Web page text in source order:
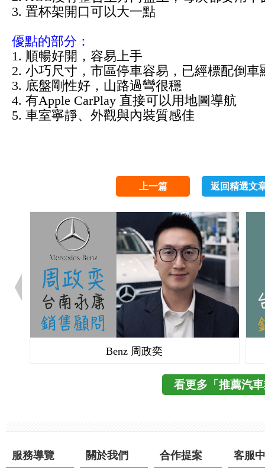
3. 置杯架開口可以大一點
優點的部分：
1. 順暢好開，容易上手
2. 小巧尺寸，市區停車容易，已經標配倒車
3. 底盤剛性好，山路過彎很穩
4. 有Apple CarPlay 直接可以用地圖導航
5. 車室寧靜、外觀與內裝質感佳
上一篇 返回精選文
Volvo 楊曦
看更多「推薦汽
服務導覽 關於我們 合作提案 客服